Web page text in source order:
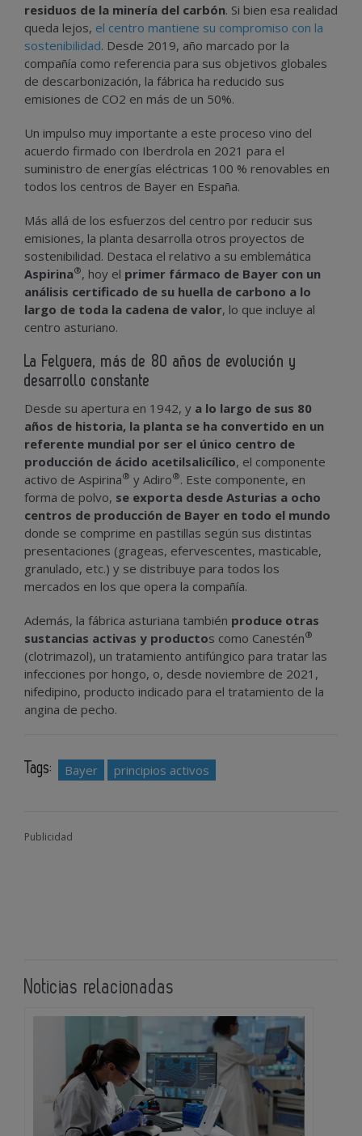
residuos de la minería del carbón. Si bien esa realidad
queda lejos, el centro mantiene su compromiso con la
sostenibilidad. Desde 2019, año marcado por la
compañía como referencia para sus objetivos globales
de descarbonización, la fábrica ha reducido sus
emisiones de CO2 en más de un 50%.
Un impulso muy importante a este proceso vino del
acuerdo firmado con Iberdrola en 2021 para el
suministro de energías eléctricas 100 % renovables en
todos los centros de Bayer en España.
Más allá de los esfuerzos del centro por reducir sus
emisiones, la planta desarrolla otros proyectos de
sostenibilidad. Destaca el relativo a su emblemática
Aspirina®, hoy el primer fármaco de Bayer con un
análisis certificado de su huella de carbono a lo
largo de toda la cadena de valor, lo que incluye al
centro asturiano.
La Felguera, más de 80 años de evolución y
desarrollo constante
Desde su apertura en 1942, y a lo largo de sus 80
años de historia, la planta se ha convertido en un
referente mundial por ser el único centro de
producción de ácido acetilsalicílico, el componente
activo de Aspirina® y Adiro®. Este componente, en
forma de polvo, se exporta desde Asturias a ocho
centros de producción de Bayer en todo el mundo
donde se comprime en pastillas según sus distintas
presentaciones (grageas, efervescentes, masticable,
granulado, etc.) y se distribuye para todos los
mercados en los que opera la compañía.
Además, la fábrica asturiana también produce otras
sustancias activas y productos como Canestén®
(clotrimazol), un tratamiento antifúngico para tratar las
infecciones por hongo, o, desde noviembre de 2021,
nifedipino, producto indicado para el tratamiento de la
angina de pecho.
Tags: Bayer principios activos
Publicidad
Noticias relacionadas